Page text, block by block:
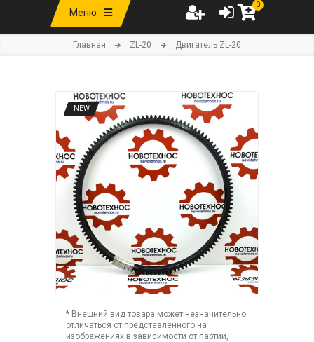
Меню
0
Главная ZL-20 Двигатель ZL-20
NEW
* Внешний вид товара может незначительно
отличаться от представленного на
изображениях в зависимости от партии,